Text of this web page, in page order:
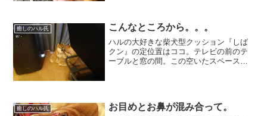
てしまう飼い主。この攻防、延々...
癒しのハル氏 こんなところから。。。
ハルの大好きな柴犬型クッション『しば
クン』の定位置はココ。テレビの前のテ
ーブルと窓の間。この空いたスペースが
癒しのハル氏 お目めとお鼻が混み合って。